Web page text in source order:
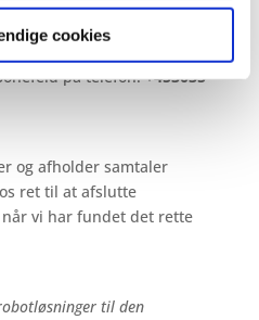
cookies
er du velkommen til at
på telefon:+453035
og afholder samtaler
ret til at afslutte
vi har fundet det rette
til den